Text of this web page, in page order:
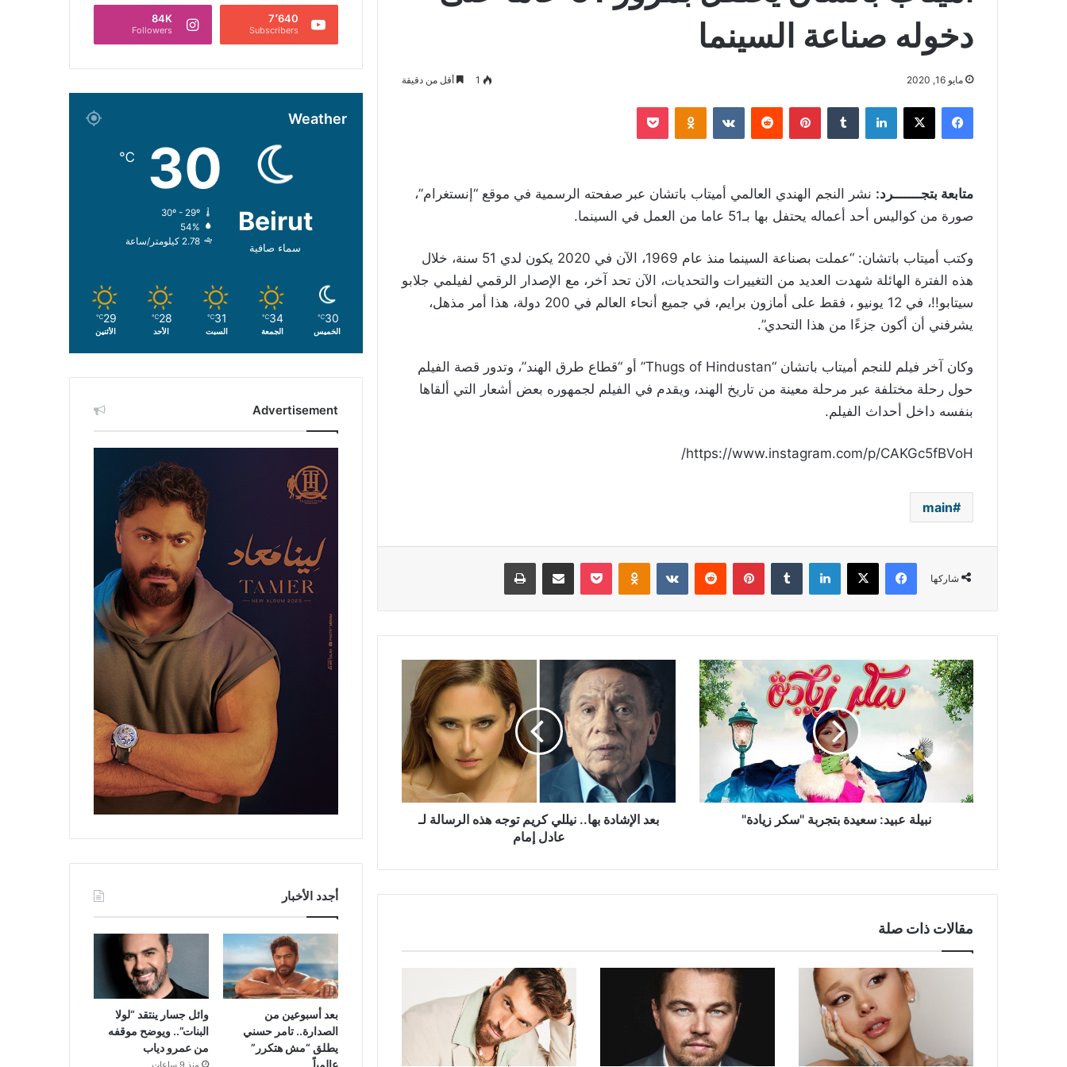
دخوله صناعة السينما
مايو 16, 2020 1 أقل من دقيقة
فيسبوك ‫X لينكدإن بينتيريست Odnoklassniki
‫Pocket
متابعة بتجـــــــرد: نشر النجم الهندي العالمي أميتاب باتشان عبر صفحته الرسمية في موقع “إنستغرام”،
صورة من كواليس أحد أعماله يحتفل بها بـ51 عاما من العمل في السينما.
وكتب أميتاب باتشان: “عملت بصناعة السينما منذ عام 1969، الآن في 2020 يكون لدي 51 سنة، خلال
هذه الفترة الهائلة شهدت العديد من التغييرات والتحديات، الآن تحد آخر، مع الإصدار الرقمي لفيلمي جلابو
سيتابو!!، في 12 يونيو ، فقط على أمازون برايم، في جميع أنحاء العالم في 200 دولة، هذا أمر مذهل،
يشرفني أن أكون جزءًا من هذا التحدي”.
وكان آخر فيلم للنجم أميتاب باتشان “Thugs of Hindustan” أو “قطاع طرق الهند”، وتدور قصة الفيلم
حول رحلة مختلفة عبر مرحلة معينة من تاريخ الهند، ويقدم في الفيلم لجمهوره بعض أشعار التي ألقاها
بنفسه داخل أحداث الفيلم.
https://www.instagram.com/p/CAKGc5fBVoH/
main
شاركها
فيسبوك ‫X لينكدإن بينتيريست Odnoklassniki
‫Pocket مشاركة عبر البريد طباعة
نبيلة
عبيد:
سعيدة
بتجربة
"سكر
نبيلة عبيد: سعيدة بتجربة "سكر زيادة"
نيللي
كريم
هذه
الرسالة
لـ
عادلبعد الإشادة بها.. نيللي كريم توجه هذه الرسالة لـ
عادل إمام
مقالات ذات صلة
7٬640
Subscribers
84K
Followers
Weather
Beirut
سماء صافية
30
℃
30º - 29º
54%
2.78 كيلومتر/ساعة
30
℃
الخميس
34
℃
الجمعة
31
℃
السبت
28
℃
الأحد
29
℃
الأثنين
Advertisement
أجدد الأخبار
بعد أسبوعين من
الصدارة.. تامر حسني
يطلق “مش هتكرر”
عالمياً
وائل جسار ينتقد “لولا
البنات”.. ويوضح موقفه
من عمرو دياب
منذ 9 ساعات